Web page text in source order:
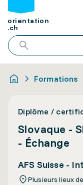
orientation
.ch
Formations
Diplôme /
Slovaque -
- Échange
AFS Suisse -
Plusieurs lieux